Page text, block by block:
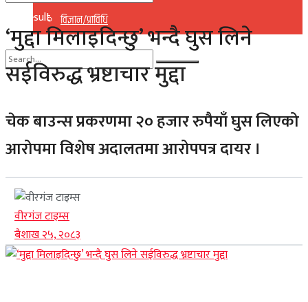
विज्ञान/प्राविधि
No Result
View All Result
No Result
View All Result
‘मुद्दा मिलाइदिन्छु’ भन्दै घुस लिने
सईविरुद्ध भ्रष्टाचार मुद्दा
चेक बाउन्स प्रकरणमा २० हजार रुपैयाँ घुस लिएको
आरोपमा विशेष अदालतमा आरोपपत्र दायर ।
वीरगंज टाइम्स
बैशाख २५, २०८३